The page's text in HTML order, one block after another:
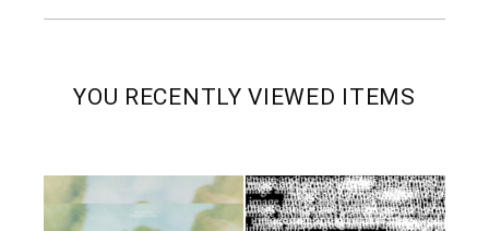
YOU RECENTLY VIEWED ITEMS